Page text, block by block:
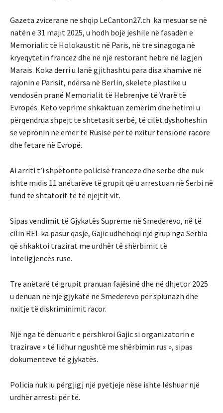
Gazeta zvicerane ne shqip LeCanton27.ch ka mesuar se në
natën e 31 majit 2025, u hodh bojë jeshile në fasadën e
Memorialit të Holokaustit në Paris, në tre sinagoga në
kryeqytetin francez dhe në një restorant hebre në lagjen
Marais. Koka derri u lanë gjithashtu para disa xhamive në
rajonin e Parisit, ndërsa në Berlin, skelete plastike u
vendosën pranë Memorialit të Hebrenjve të Vrarë të
Evropës. Këto veprime shkaktuan zemërim dhe hetimi u
përqendrua shpejt te shtetasit serbë, të cilët dyshoheshin
se vepronin në emër të Rusisë për të nxitur tensione racore
dhe fetare në Evropë.
Ai arriti t’i shpëtonte policisë franceze dhe serbe dhe nuk
ishte midis 11 anëtarëve të grupit që u arrestuan në Serbi në
fund të shtatorit të të njëjtit vit.
Sipas vendimit të Gjykatës Supreme në Smederevo, në të
cilin REL ka pasur qasje, Gajic udhëhoqi një grup nga Serbia
që shkaktoi trazirat me urdhër të shërbimit të
inteligjencës ruse.
Tre anëtarë të grupit pranuan fajësinë dhe në dhjetor 2025
u dënuan në një gjykatë në Smederevo për spiunazh dhe
nxitje të diskriminimit racor.
Një nga të dënuarit e përshkroi Gajic si organizatorin e
trazirave « të lidhur ngushtë me shërbimin rus », sipas
dokumenteve të gjykatës.
Policia nuk iu përgjigj një pyetjeje nëse ishte lëshuar një
urdhër arresti për të.